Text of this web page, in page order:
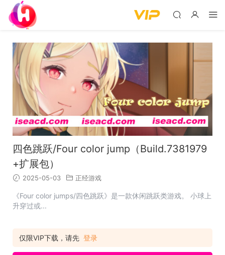
四色跳跃/Four color jump（Build.7381979
+扩展包）
2025-05-03 正经游戏
《Four color jumps/四色跳跃》是一款休闲跳跃类游戏。 小球上
升穿过或...
仅限VIP下载，请先 登录